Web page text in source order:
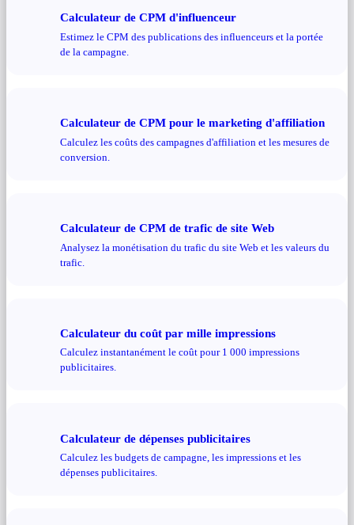
Calculateur de CPM d'influenceur
Estimez le CPM des publications des influenceurs et la portée
de la campagne.
Calculateur de CPM pour le marketing d'affiliation
Calculez les coûts des campagnes d'affiliation et les mesures de
conversion.
Calculateur de CPM de trafic de site Web
Analysez la monétisation du trafic du site Web et les valeurs du
trafic.
Calculateur du coût par mille impressions
Calculez instantanément le coût pour 1 000 impressions
publicitaires.
Calculateur de dépenses publicitaires
Calculez les budgets de campagne, les impressions et les
dépenses publicitaires.